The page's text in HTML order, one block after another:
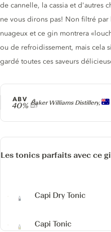
Producteur
Baker Williams Distillery,
ABV
40%
de cannelle, la cassia et d'autres
ne vous dirons pas! Non filtré
nuageux et ce gin montrera
ou de refroidissement, mais cela
gardé toutes ces saveurs
Les tonics parfaits avec ce
Capi Dry Tonic
Capi Tonic